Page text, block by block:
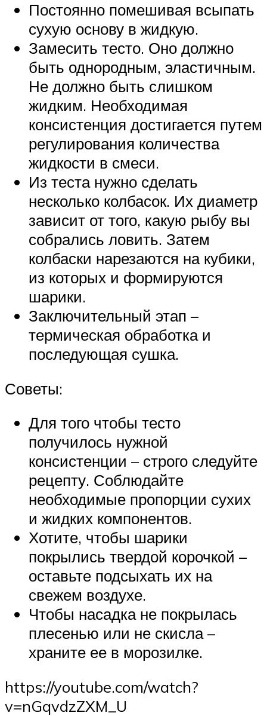
Постоянно помешивая всыпать
сухую основу в жидкую.
Замесить тесто. Оно должно
быть однородным, эластичным.
Не должно быть слишком
жидким. Необходимая
консистенция достигается путем
регулирования количества
жидкости в смеси.
Из теста нужно сделать
несколько колбасок. Их диаметр
зависит от того, какую рыбу вы
собрались ловить. Затем
колбаски нарезаются на кубики,
из которых и формируются
шарики.
Заключительный этап –
термическая обработка и
последующая сушка.
Советы:
Для того чтобы тесто
получилось нужной
консистенции – строго следуйте
рецепту. Соблюдайте
необходимые пропорции сухих
и жидких компонентов.
Хотите, чтобы шарики
покрылись твердой корочкой –
оставьте подсыхать их на
свежем воздухе.
Чтобы насадка не покрылась
плесенью или не скисла –
храните ее в морозилке.
https://youtube.com/watch?
v=nGqvdzZXM_U